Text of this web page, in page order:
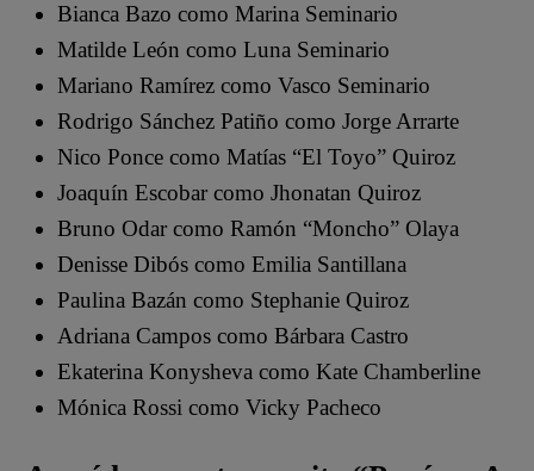
Bianca Bazo como Marina Seminario
Matilde León como Luna Seminario
Mariano Ramírez como Vasco Seminario
Rodrigo Sánchez Patiño como Jorge Arrarte
Nico Ponce como Matías “El Toyo” Quiroz
Joaquín Escobar como Jhonatan Quiroz
Bruno Odar como Ramón “Moncho” Olaya
Denisse Dibós como Emilia Santillana
Paulina Bazán como Stephanie Quiroz
Adriana Campos como Bárbara Castro
Ekaterina Konysheva como Kate Chamberline
Mónica Rossi como Vicky Pacheco